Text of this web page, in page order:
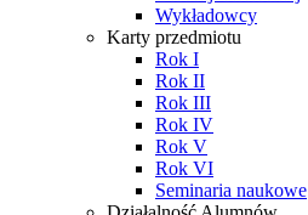
Wykładowcy
Karty przedmiotu
Rok I
Rok II
Rok III
Rok IV
Rok V
Rok VI
Seminaria naukowe